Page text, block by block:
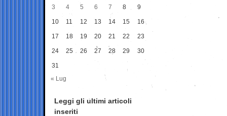
3 4 5 6 7 8 9
10 11 12 13 14 15 16
17 18 19 20 21 22 23
24 25 26 27 28 29 30
31
« Lug
Leggi gli ultimi articoli
inseriti